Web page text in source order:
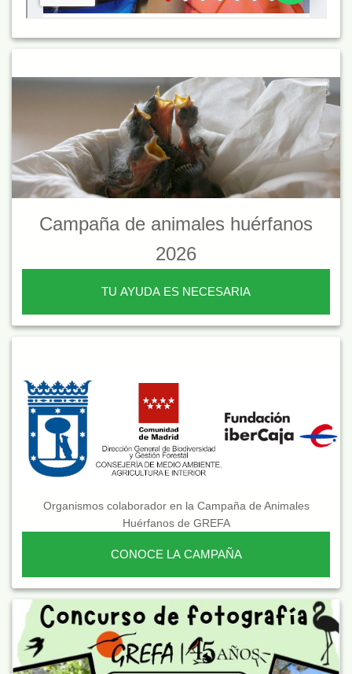
Campaña de animales huérfanos
2026
TU AYUDA ES NECESARIA
Organismos colaborador en la Campaña de Animales
Huérfanos de GREFA
CONOCE LA CAMPAÑA